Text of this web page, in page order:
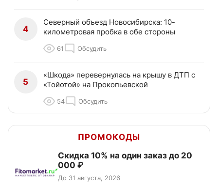
4
Северный объезд Новосибирска: 10-
километровая пробка в обе стороны
61 Обсудить
5
«Шкода» перевернулась на крышу в ДТП с
«Тойотой» на Прокопьевской
54 Обсудить
ПРОМОКОДЫ
Скидка 10% на один заказ до 20
000 ₽
До 31 августа, 2026